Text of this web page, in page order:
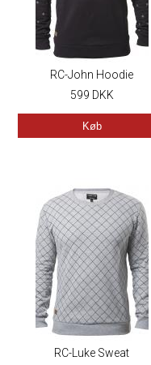
RC-John Hoodie
599 DKK
Køb
RC-Luke Sweat